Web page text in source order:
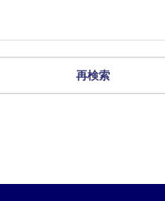
再検索